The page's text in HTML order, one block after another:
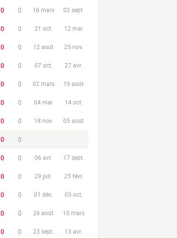
0 0 16 mars 02 sept.
0 0 21 oct. 12 mai
0 0 12 août 25 nov.
0 0 07 oct. 27 avr.
0 0 02 mars 19 août
0 0 04 mai 14 oct.
0 0 18 nov. 05 août
0 0
0 0 06 avr. 17 sept.
0 0 29 juil. 25 févr.
0 0 01 déc. 03 oct.
0 0 26 août 10 mars
0 0 23 sept. 13 avr.